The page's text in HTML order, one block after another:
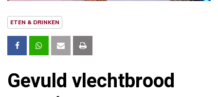
ETEN & DRINKEN
Gevuld vlechtbrood